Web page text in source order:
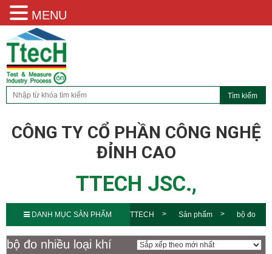
CÔNG TY CỔ PHẦN CÔNG NGHỆ
ĐỈNH CAO
TTECH JSC.,
DANH MỤC SẢN PHẨM TTECH Sản phẩm bộ đo
nhiều loại khí cosmos
bộ đo nhiều loại khí
MENU